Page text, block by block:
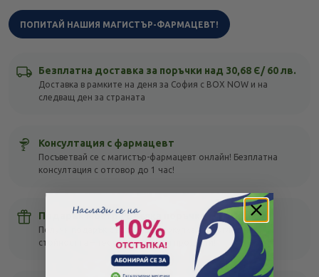
ПОПИТАЙ НАШИЯ МАГИСТЪР-ФАРМАЦЕВТ!
Безплатна доставка за поръчки над 30,68 Є/ 60 лв.
Доставка в рамките на деня за София с BOX NOW и на
следващ ден за страната
Консултация с фармацевт
Посъветвай се с магистър-фармацевт онлайн! Безплатна
консултация с отговор до 1 час!
Подарък мостра с всяка поръчка
Получи подарък с всяка своя покупка, без оглед на
стойността – тествай различни продукти!